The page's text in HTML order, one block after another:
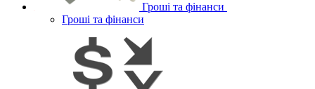
Гроші та фінанси
Гроші та фінанси